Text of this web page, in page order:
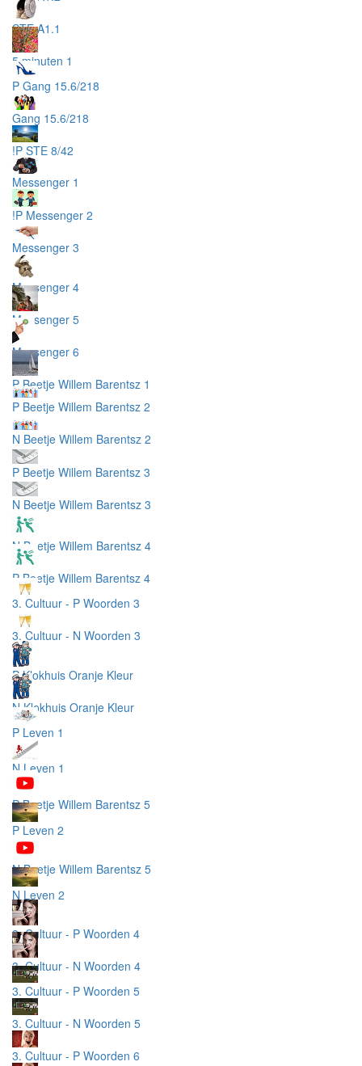
STE A1.1
5 minuten 1
P Gang 15.6/218
Gang 15.6/218
!P STE 8/42
Messenger 1
!P Messenger 2
Messenger 3
Messenger 4
Messenger 5
Messenger 6
P Beetje Willem Barentsz 1
P Beetje Willem Barentsz 2
N Beetje Willem Barentsz 2
P Beetje Willem Barentsz 3
N Beetje Willem Barentsz 3
N Beetje Willem Barentsz 4
P Beetje Willem Barentsz 4
3. Cultuur - P Woorden 3
3. Cultuur - N Woorden 3
P Klokhuis Oranje Kleur
N Klokhuis Oranje Kleur
P Leven 1
N Leven 1
P Beetje Willem Barentsz 5
P Leven 2
N Beetje Willem Barentsz 5
N Leven 2
3. Cultuur - P Woorden 4
3. Cultuur - N Woorden 4
3. Cultuur - P Woorden 5
3. Cultuur - N Woorden 5
3. Cultuur - P Woorden 6